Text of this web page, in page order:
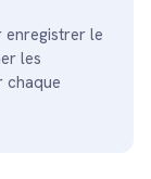
le
les
chaque